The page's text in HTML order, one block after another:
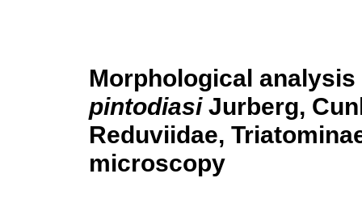
Morphological
pintodiasiJurberg,
Reduviidae,
microscopy